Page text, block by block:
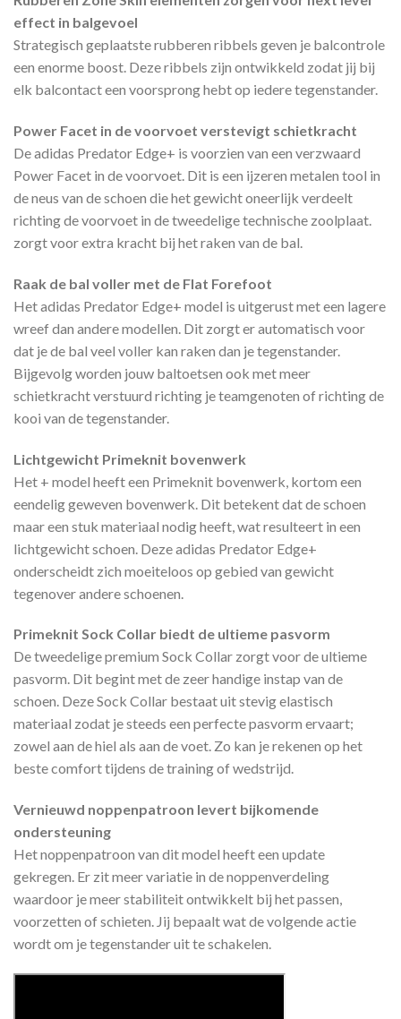
effect in balgevoel
Strategisch geplaatste rubberen ribbels geven je balcontrole
een enorme boost. Deze ribbels zijn ontwikkeld zodat jij bij
elk balcontact een voorsprong hebt op iedere tegenstander.
Power Facet in de voorvoet verstevigt schietkracht
De adidas Predator Edge+ is voorzien van een verzwaard
Power Facet in de voorvoet. Dit is een ijzeren metalen tool in
de neus van de schoen die het gewicht oneerlijk verdeelt
richting de voorvoet in de tweedelige technische zoolplaat.
zorgt voor extra kracht bij het raken van de bal.
Raak de bal voller met de Flat Forefoot
Het adidas Predator Edge+ model is uitgerust met een lagere
wreef dan andere modellen. Dit zorgt er automatisch voor
dat je de bal veel voller kan raken dan je tegenstander.
Bijgevolg worden jouw baltoetsen ook met meer
schietkracht verstuurd richting je teamgenoten of richting de
kooi van de tegenstander.
Lichtgewicht Primeknit bovenwerk
Het + model heeft een Primeknit bovenwerk, kortom een
eendelig geweven bovenwerk. Dit betekent dat de schoen
maar een stuk materiaal nodig heeft, wat resulteert in een
lichtgewicht schoen. Deze adidas Predator Edge+
onderscheidt zich moeiteloos op gebied van gewicht
tegenover andere schoenen.
Primeknit Sock Collar biedt de ultieme pasvorm
De tweedelige premium Sock Collar zorgt voor de ultieme
pasvorm. Dit begint met de zeer handige instap van de
schoen. Deze Sock Collar bestaat uit stevig elastisch
materiaal zodat je steeds een perfecte pasvorm ervaart;
zowel aan de hiel als aan de voet. Zo kan je rekenen op het
beste comfort tijdens de training of wedstrijd.
Vernieuwd noppenpatroon levert bijkomende
ondersteuning
Het noppenpatroon van dit model heeft een update
gekregen. Er zit meer variatie in de noppenverdeling
waardoor je meer stabiliteit ontwikkelt bij het passen,
voorzetten of schieten. Jij bepaalt wat de volgende actie
wordt om je tegenstander uit te schakelen.